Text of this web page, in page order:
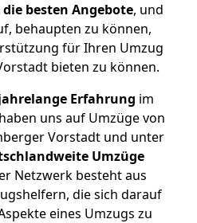
besten Angebote, und
behaupten zu können,
für Ihren Umzug
bieten zu können.
Erfahrung im
uns auf Umzüge von
Vorstadt und unter
Umzüge
Netzwerk besteht aus
die sich darauf
eines Umzugs zu